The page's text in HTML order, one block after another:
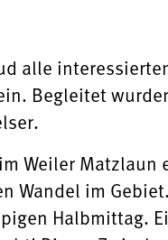
alle
Begleitet
Weiler
Wandel im
Halbmittag.